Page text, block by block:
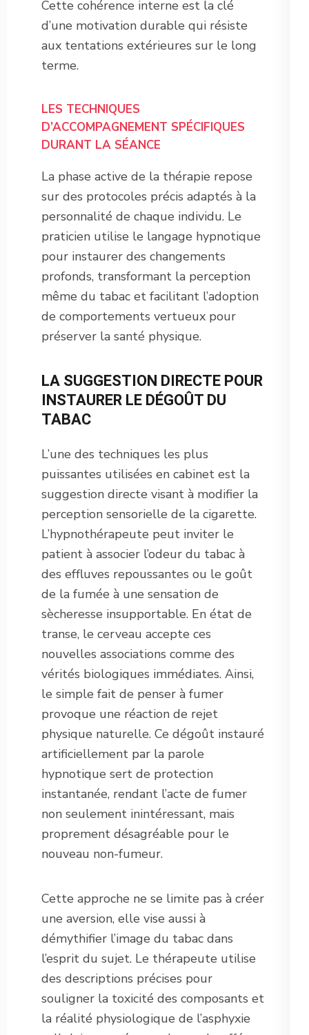
Cette cohérence interne est la clé
d’une motivation durable qui résiste
aux tentations extérieures sur le long
terme.
LES TECHNIQUES
D’ACCOMPAGNEMENT SPÉCIFIQUES
DURANT LA SÉANCE
La phase active de la thérapie repose
sur des protocoles précis adaptés à la
personnalité de chaque individu. Le
praticien utilise le langage hypnotique
pour instaurer des changements
profonds, transformant la perception
même du tabac et facilitant l’adoption
de comportements vertueux pour
préserver la santé physique.
LA SUGGESTION DIRECTE POUR
INSTAURER LE DÉGOÛT DU
TABAC
L’une des techniques les plus
puissantes utilisées en cabinet est la
suggestion directe visant à modifier la
perception sensorielle de la cigarette.
L’hypnothérapeute peut inviter le
patient à associer l’odeur du tabac à
des effluves repoussantes ou le goût
de la fumée à une sensation de
sècheresse insupportable. En état de
transe, le cerveau accepte ces
nouvelles associations comme des
vérités biologiques immédiates. Ainsi,
le simple fait de penser à fumer
provoque une réaction de rejet
physique naturelle. Ce dégoût instauré
artificiellement par la parole
hypnotique sert de protection
instantanée, rendant l’acte de fumer
non seulement inintéressant, mais
proprement désagréable pour le
nouveau non-fumeur.
Cette approche ne se limite pas à créer
une aversion, elle vise aussi à
démythifier l’image du tabac dans
l’esprit du sujet. Le thérapeute utilise
des descriptions précises pour
souligner la toxicité des composants et
la réalité physiologique de l’asphyxie